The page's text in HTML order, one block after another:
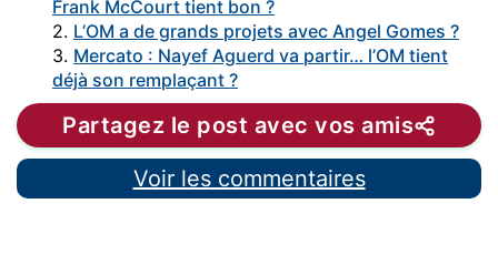
Frank McCourt tient bon ?
2. L’OM a de grands projets avec Angel Gomes ?
3. Mercato : Nayef Aguerd va partir… l’OM tient
déjà son remplaçant ?
Partagez le post avec vos amis
Voir les commentaires